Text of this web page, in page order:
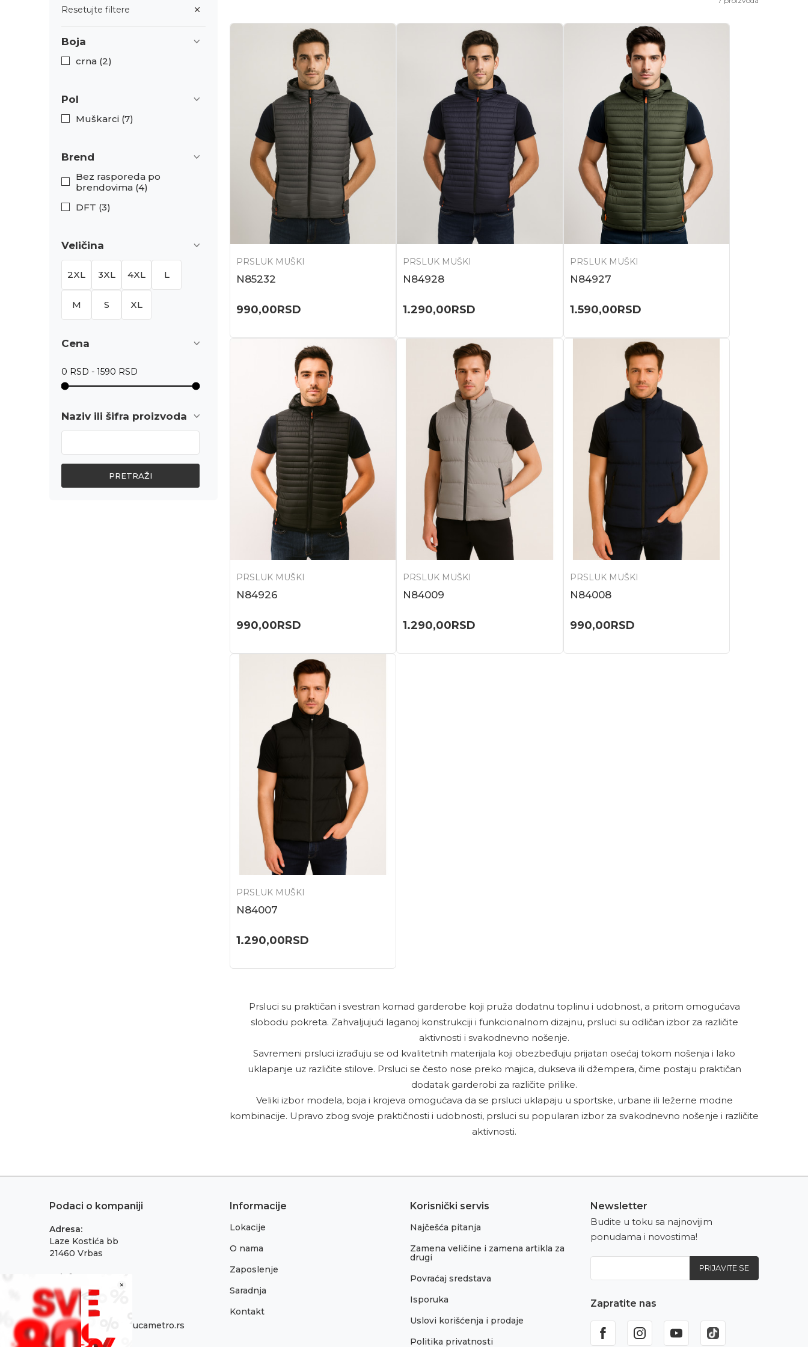
×
Resetujte filtere
Boja
crna (2)
Pol
Muškarci (7)
Brend
Bez rasporeda po
brendovima (4)
DFT (3)
Veličina
2XL 3XL 4XL L
M S XL
Cena
Naziv ili šifra proizvoda
PRETRAŽI
PRSLUK MUŠKI
N85232
990,00RSD
PRSLUK MUŠKI
N84928
1.290,00RSD
PRSLUK MUŠKI
N84927
1.590,00RSD
PRSLUK MUŠKI
N84926
990,00RSD
PRSLUK MUŠKI
N84009
1.290,00RSD
PRSLUK MUŠKI
N84008
990,00RSD
PRSLUK MUŠKI
N84007
1.290,00RSD
Prsluci su praktičan i svestran komad garderobe koji pruža dodatnu toplinu i udobnost, a pritom omogućava
slobodu pokreta. Zahvaljujući laganoj konstrukciji i funkcionalnom dizajnu, prsluci su odličan izbor za različite
aktivnosti i svakodnevno nošenje.
Savremeni prsluci izrađuju se od kvalitetnih materijala koji obezbeđuju prijatan osećaj tokom nošenja i lako
uklapanje uz različite stilove. Prsluci se često nose preko majica, dukseva ili džempera, čime postaju praktičan
dodatak garderobi za različite prilike.
Veliki izbor modela, boja i krojeva omogućava da se prsluci uklapaju u sportske, urbane ili ležerne modne
kombinacije. Upravo zbog svoje praktičnosti i udobnosti, prsluci su popularan izbor za svakodnevno nošenje i različite
aktivnosti.
Podaci o kompaniji
Adresa:
Laze Kostića bb
21460 Vrbas
Telefon:
021 795 3001
Email:
onlinepodrska@obucametro.rs
Informacije
Lokacije
O nama
Zaposlenje
Saradnja
Kontakt
Korisnički servis
Najčešća pitanja
Zamena veličine i zamena artikla za
drugi
Povraćaj sredstava
Isporuka
Uslovi korišćenja i prodaje
Politika privatnosti
Newsletter
Budite u toku sa najnovijim
ponudama i novostima!
PRIJAVITE SE
Zapratite nas